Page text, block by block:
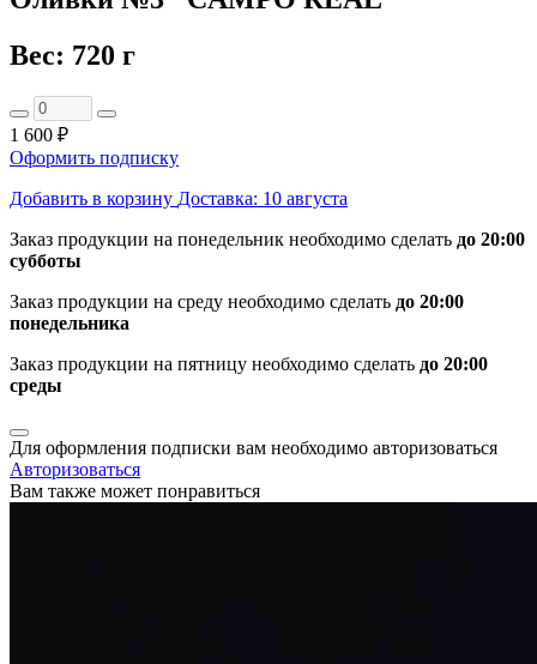
Вес: 720 г
1 600 ₽
Оформить подписку
Добавить в корзину Доставка: 10 августа
Заказ продукции на понедельник необходимо сделать до 20:00
субботы
Заказ продукции на среду необходимо сделать до 20:00
понедельника
Заказ продукции на пятницу необходимо сделать до 20:00
среды
Для оформления подписки вам необходимо авторизоваться
Авторизоваться
Вам также может понравиться